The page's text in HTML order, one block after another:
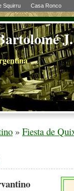
Squirru Casa Ronco
» Fiesta de